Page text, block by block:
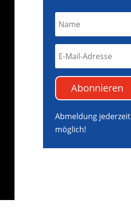
Abonnieren
Abmeldung jederzeit
möglich!